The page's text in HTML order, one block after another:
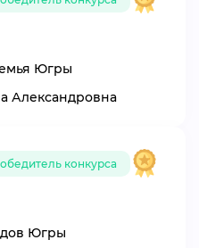
Югры
Александровна
конкурса
Югры